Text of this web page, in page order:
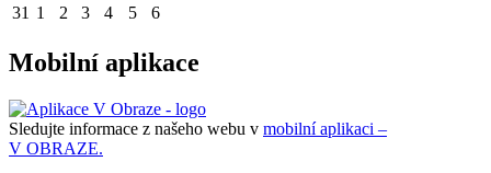
31 1 2 3 4 5 6
Mobilní aplikace
Sledujte informace z našeho webu v mobilní aplikaci –
V OBRAZE.